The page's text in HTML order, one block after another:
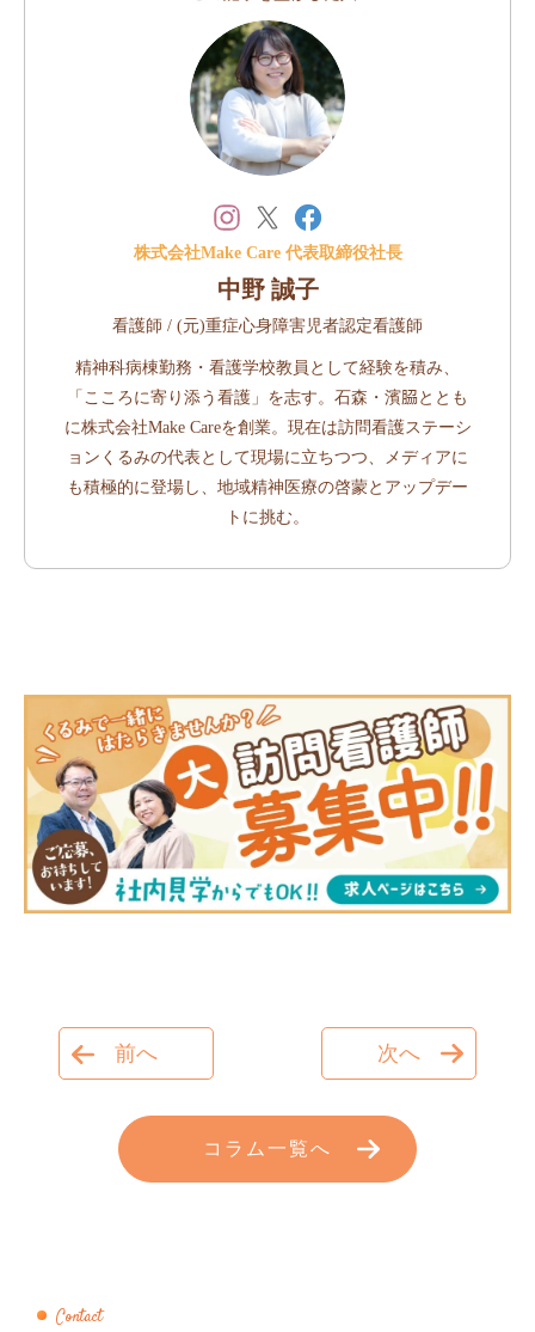
株式会社Make Care 代表取締役社長
中野 誠子
看護師 / (元)重症心身障害児者認定看護師
精神科病棟勤務・看護学校教員として経験を積み、
「こころに寄り添う看護」を志す。石森・濱𦚰ととも
に株式会社Make Careを創業。現在は訪問看護ステーシ
ョンくるみの代表として現場に立ちつつ、メディアに
も積極的に登場し、地域精神医療の啓蒙とアップデー
トに挑む。
前へ 次へ
コラム一覧へ
Contact